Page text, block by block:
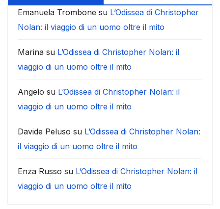
Emanuela Trombone su L’Odissea di Christopher
Nolan: il viaggio di un uomo oltre il mito
Marina su L’Odissea di Christopher Nolan: il
viaggio di un uomo oltre il mito
Angelo su L’Odissea di Christopher Nolan: il
viaggio di un uomo oltre il mito
Davide Peluso su L’Odissea di Christopher Nolan:
il viaggio di un uomo oltre il mito
Enza Russo su L’Odissea di Christopher Nolan: il
viaggio di un uomo oltre il mito